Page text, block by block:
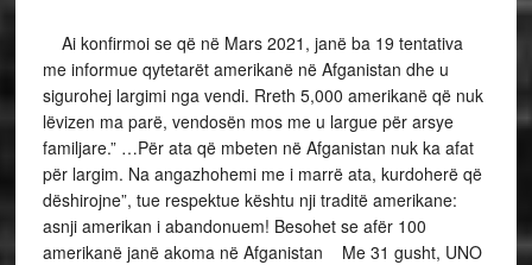
Ai konfirmoi se që në Mars 2021, janë ba 19 tentativa
me informue qytetarët amerikanë në Afganistan dhe u
sigurohej largimi nga vendi. Rreth 5,000 amerikanë që nuk
lëvizen ma parë, vendosën mos me u largue për arsye
familjare.” …Për ata që mbeten në Afganistan nuk ka afat
për largim. Na angazhohemi me i marrë ata, kurdoherë që
dëshirojne”, tue respektue kështu nji traditë amerikane:
asnji amerikan i abandonuem! Besohet se afër 100
amerikanë janë akoma në Afganistan Me 31 gusht, UNO